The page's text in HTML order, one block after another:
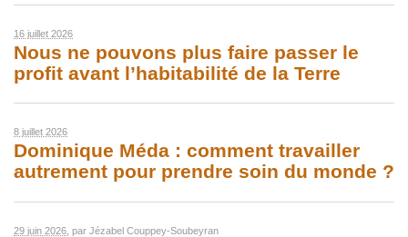
16 juillet 2026
Nous ne pouvons plus faire passer le
profit avant l’habitabilité de la Terre
8 juillet 2026
Dominique Méda : comment travailler
autrement pour prendre soin du monde ?
29 juin 2026 , par Jézabel Couppey-Soubeyran